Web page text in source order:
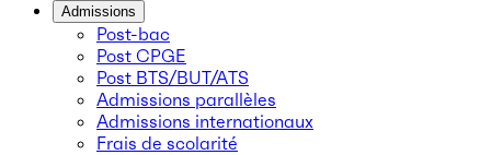
Admissions
Post-bac
Post CPGE
Post BTS/BUT/ATS
Admissions parallèles
Admissions internationaux
Frais de scolarité